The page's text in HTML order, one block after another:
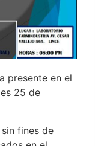
presente en el
25 de
fines de